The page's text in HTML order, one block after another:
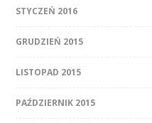
STYCZEŃ 2016
GRUDZIEŃ 2015
LISTOPAD 2015
PAŹDZIERNIK 2015